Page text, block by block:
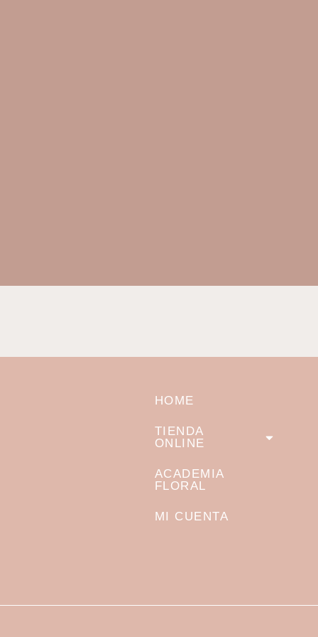
HOME
TIENDA
ONLINE
ACADEMIA
FLORAL
MI CUENTA